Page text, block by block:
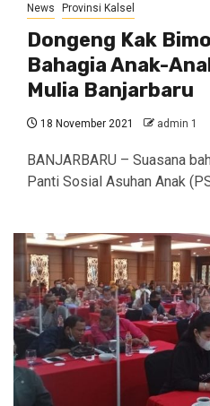
News Provinsi Kalsel
Dongeng Kak
Bahagia Anak-
Mulia Banjarbaru
18 November 2021 admin 1
BANJARBARU – Suasana
Panti Sosial Asuhan Anak